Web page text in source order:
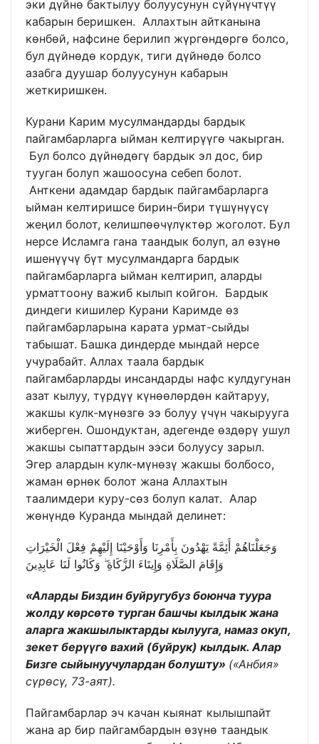
эки дүйнө бактылуу болуусунун сүйүнүчтүү
кабарын беришкен. Аллахтын айтканына
көнбөй, нафсине берилип жүргөндөргө болсо,
бул дүйнөдө кордук, тиги дүйнөдө болсо
азабга дуушар болуусунун кабарын
жеткиришкен.
Курани Карим мусулмандарды бардык
пайгамбарларга ыйман келтирүүгө чакырган.
Бул болсо дүйнөдөгү бардык эл дос, бир
тууган болуп жашоосуна себеп болот.
Анткени адамдар бардык пайгамбарларга
ыйман келтиришсе бирин-бири түшүнүүсү
жеңил болот, келишпөөчүлүктөр жоголот. Бyл
нерсе Исламга гана таандык болуп, ал өзүнө
ишенүүчү бүт мусулмандарга бардык
пайгамбарларга ыйман келтирип, аларды
урматтоону важиб кылып койгон. Бардык
диндеги кишилер Курани Каримде өз
пайгамбарларына карата урмат-сыйды
табышат. Башка диндерде мындай нерсе
учурабайт. Аллах таала бардык
пайгамбарларды инсандарды нафс кулдугунан
азат кылуу, түрдүү күнөөлөрдөн кайтаруу,
жакшы кулк-мүнөзгө ээ болуу үчүн чакырууга
жиберген. Ошондуктан, адегенде өздөрү ушул
жакшы сыпаттардын ээси болуусу зарыл.
Эгер алардын кулк-мүнөзү жакшы болбосо,
жаман өрнөк болот жана Аллахтын
таалимдери куру-сөз болуп калат. Алар
жөнүндө Куранда мындай делинет:
وَجَعَلْنَاهُمْ أَئِمَّةً يَهْدُونَ بِأَمْرِنَا وَأَوْحَيْنَا إِلَيْهِمْ فِعْلَ الْخَيْرَاتِ
وَإِقَامَ الصَّلَاةِ وَإِيتَاءَ الزَّكَاةِ ۖ وَكَانُوا لَنَا عَابِدِينَ
«Аларды Биздин буйругубуз боюнча туура
жолду көрсөтө турган башчы кылдык жана
аларга жакшылыктарды кылууга, намаз окуп,
зекет берүүгө вахий (буйрук) кылдык. Алар
Бизге сыйынуучулардан болушту» («Анбия»
сүрөсү, 73-аят).
Пайгамбарлар эч качан кыянат кылышпайт
жана ар бир пайгамбардын өзүнө таандык